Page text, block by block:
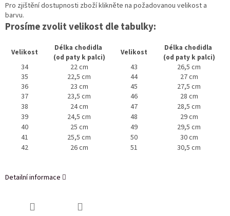
Pro zjištění dostupnosti zboží klikněte na požadovanou velikost a
barvu.
Prosíme zvolit velikost dle tabulky:
Velikost
Délka chodidla
(od paty k palci)
Velikost
Délka chodidla
(od paty k palci)
34 22 cm 43
26,5 cm
35
22,5 cm 44
27 cm
36
23 cm 45
27,5 cm
37
23,5 cm 46
28 cm
38
24 cm 47
28,5 cm
39
24,5 cm 48
29 cm
40
25 cm 49
29,5 cm
41
25,5 cm 50
30 cm
42
26 cm 51 30,5 cm
Detailní informace